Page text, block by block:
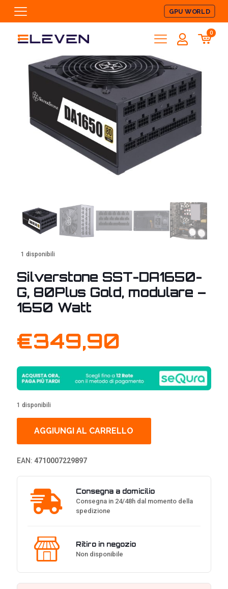
GPU WORLD
0
1 disponibili
Silverstone SST-DA1650-
G, 80Plus Gold, modulare –
1650 Watt
€349,90
1 disponibili
AGGIUNGI AL CARRELLO
EAN: 4710007229897
Consegna a domicilio
Consegna in 24/48h dal momento della
spedizione
Ritiro in negozio
Non disponibile